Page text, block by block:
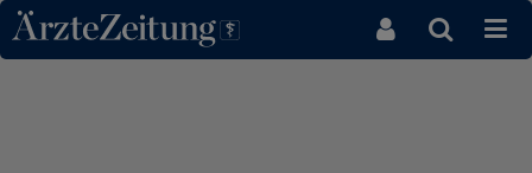
Direkt zum Inhaltsbereich